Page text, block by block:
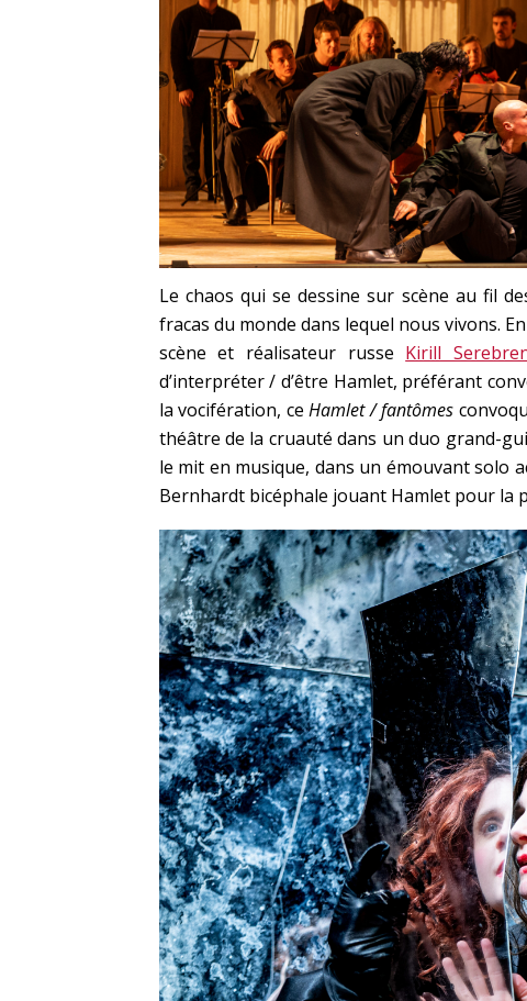
Le chaos qui se dessine sur scène au fil
fracas du monde dans lequel nous vivons.
scène et réalisateur russe Kirill
d’interpréter / d’être Hamlet, préférant
la vocifération, ceHamlet / fantômes
théâtre de la cruauté dans un duo grand-
le mit en musique, dans un émouvant solo
Bernhardt bicéphale jouant Hamlet pour la